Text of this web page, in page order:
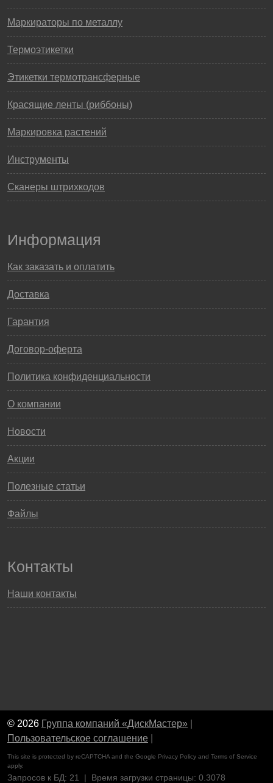
Маркираторы по металлу
Термоэтикетки
Этикетки термотрансферные
Красящие ленты (риббоны)
Маркировка растений
Инструменты
Сканеры штрихкодов
Информация
Как заказать и оплатить
Доставка
Гарантия
Договор-оферта
Политика конфиденциальности
О компании
Новости
Акции
Полезные статьи
Файлы
Контакты
Наши контакты
© 2026 Группа компаний «ДискМастер»
Пользовательское соглашение
This site is protected by reCAPTCHA and the Google Privacy Policy and Terms of Service
apply.
Запросов к БД: 21 | Время загрузки страницы: 0.3078